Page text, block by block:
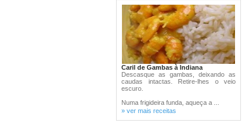
Caril de Gambas à Indiana
Descasque as gambas, deixando as
caudas intactas. Retire-lhes o veio
escuro.
Numa frigideira funda, aqueça a ...
» ver mais receitas